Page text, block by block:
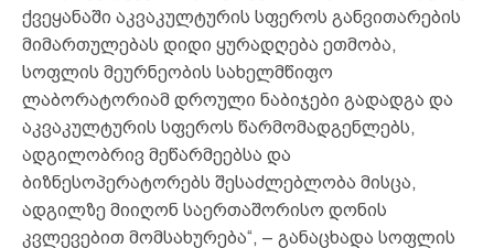
ქვეყანაში აკვაკულტურის სფეროს განვითარების
მიმართულებას დიდი ყურადღება ეთმობა,
სოფლის მეურნეობის სახელმწიფო
ლაბორატორიამ დროული ნაბიჯები გადადგა და
აკვაკულტურის სფეროს წარმომადგენლებს,
ადგილობრივ მეწარმეებსა და
ბიზნესოპერატორებს შესაძლებლობა მისცა,
ადგილზე მიიღონ საერთაშორისო დონის
კვლევებით მომსახურება“, – განაცხადა სოფლის